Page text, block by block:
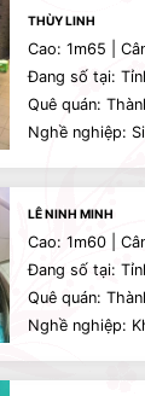
THÙY LINH
Cao: 1m65 |
Đang số tại:
Quê quán:
Nghề nghiệp:
LÊ NINH MINH
Cao: 1m60 |
Đang số tại:
Quê quán:
Nghề nghiệp: